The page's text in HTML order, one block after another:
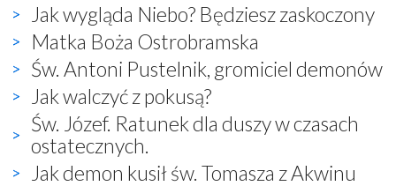
Jak wygląda Niebo? Będziesz zaskoczony
Matka Boża Ostrobramska
Św. Antoni Pustelnik, gromiciel demonów
Jak walczyć z pokusą?
Św. Józef. Ratunek dla duszy w czasach
ostatecznych.
Jak demon kusił św. Tomasza z Akwinu